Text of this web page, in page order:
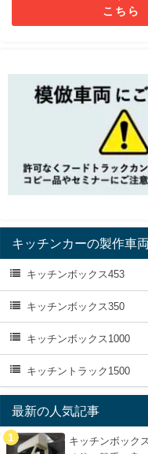
こちら
キッチンカーの製作車両
キッチンボックス453
キッチンボックス350
キッチンボックス1000
キッチントラック1500
最新の人気記事
キッチンボック